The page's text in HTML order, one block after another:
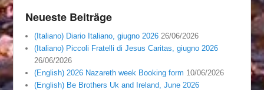
Neueste Beiträge
(Italiano) Diario Italiano, giugno 2026 26/06/2026
(Italiano) Piccoli Fratelli di Jesus Caritas, giugno 2026
26/06/2026
(English) 2026 Nazareth week Booking form 10/06/2026
(English) Be Brothers Uk and Ireland, June 2026